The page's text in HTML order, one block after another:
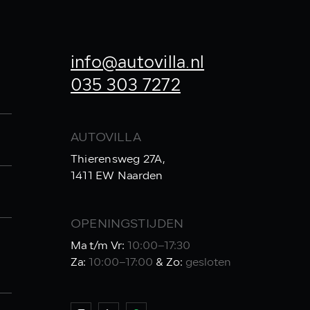
info@autovilla.nl
035 303 7272
AUTOVILLA
Thierensweg 27A,
1411 EW Naarden
OPENINGSTIJDEN
Ma t/m Vr:
10:00–17:30
Za:
10:00–17:00 & Zo: gesloten